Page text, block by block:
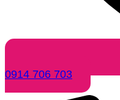
0914 706 703